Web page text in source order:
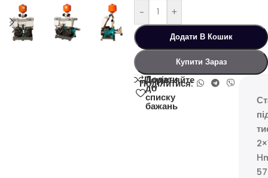
- +
Додати В Кошик
Купити Зараз
Порівняйте
Додати
до
списку
бажань
Поділитися: